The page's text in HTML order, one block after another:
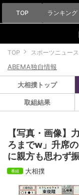
TOP ランキング
TOP スポーツニュース
ABEMA独自情報
大相撲トップ
取組結果
【写真・画像】
ろまでw」升席
に親方も思わず
大相撲